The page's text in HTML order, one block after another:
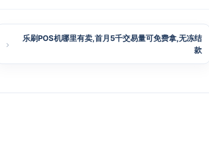
乐刷POS机哪里有卖,首月5千交易量可免费拿,无冻结
款